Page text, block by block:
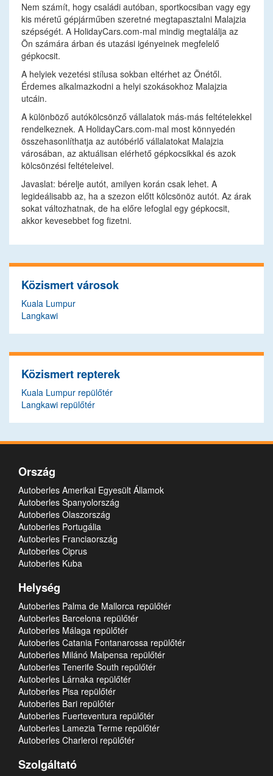
Nem számít, hogy családi autóban, sportkocsiban vagy egy
kis méretű gépjárműben szeretné megtapasztalni Malajzia
szépségét. A HolidayCars.com-mal mindig megtalálja az
Ön számára árban és utazási igényeinek megfelelő
gépkocsit.
A helyiek vezetési stílusa sokban eltérhet az Önétől.
Érdemes alkalmazkodni a helyi szokásokhoz Malajzia
utcáin.
A különböző autókölcsönző vállalatok más-más feltételekkel
rendelkeznek. A HolidayCars.com-mal most könnyedén
összehasonlíthatja az autóbérlő vállalatokat Malajzia
városában, az aktuálisan elérhető gépkocsikkal és azok
kölcsönzési feltételeivel.
Javaslat: bérelje autót, amilyen korán csak lehet. A
legideálisabb az, ha a szezon előtt kölcsönöz autót. Az árak
sokat változhatnak, de ha előre lefoglal egy gépkocsit,
akkor kevesebbet fog fizetni.
Közismert városok
Kuala Lumpur
Langkawi
Közismert repterek
Kuala Lumpur repülőtér
Langkawi repülőtér
Ország
Autoberles Amerikai Egyesült Államok
Autoberles Spanyolország
Autoberles Olaszország
Autoberles Portugália
Autoberles Franciaország
Autoberles Ciprus
Autoberles Kuba
Helység
Autoberles Palma de Mallorca repülőtér
Autoberles Barcelona repülőtér
Autoberles Málaga repülőtér
Autoberles Catania Fontanarossa repülőtér
Autoberles Milánó Malpensa repülőtér
Autoberles Tenerife South repülőtér
Autoberles Lárnaka repülőtér
Autoberles Pisa repülőtér
Autoberles Bari repülőtér
Autoberles Fuerteventura repülőtér
Autoberles Lamezia Terme repülőtér
Autoberles Charleroi repülőtér
Szolgáltató